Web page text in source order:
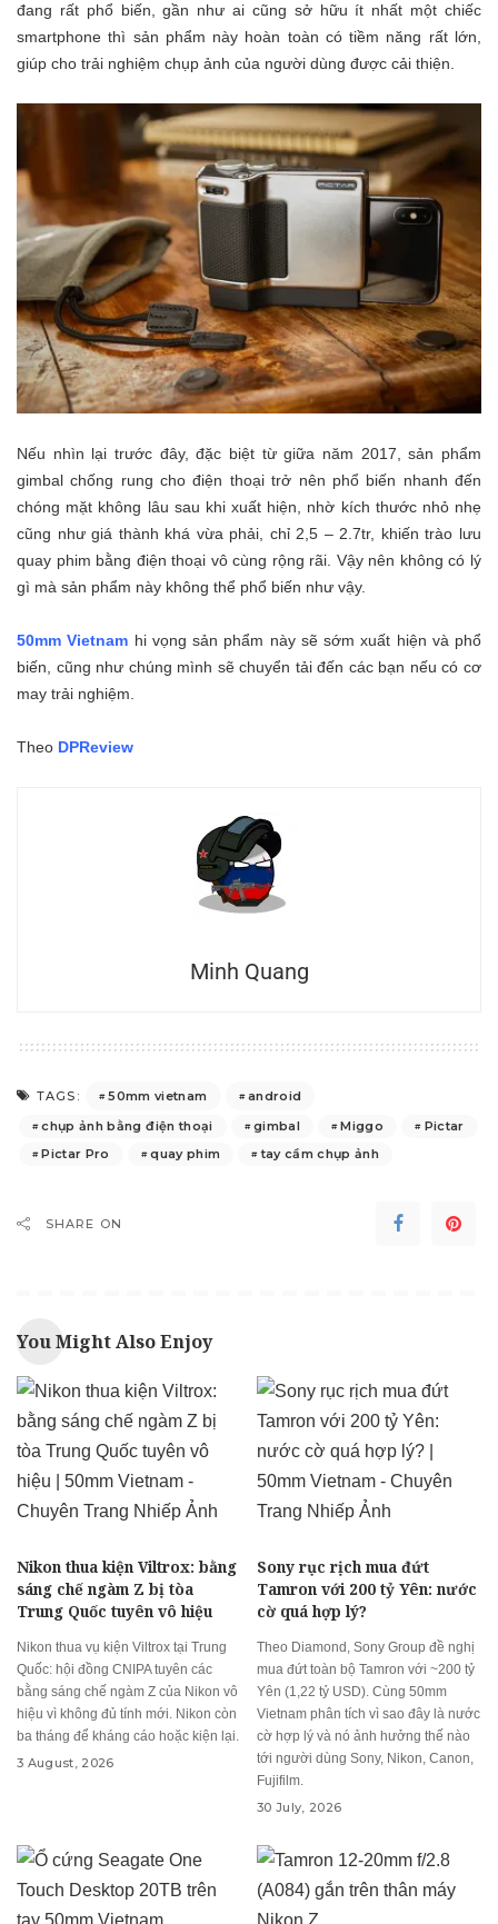
đang rất phổ biến, gần như ai cũng sở hữu ít nhất một chiếc
smartphone thì sản phẩm này hoàn toàn có tiềm năng rất lớn,
giúp cho trải nghiệm chụp ảnh của người dùng được cải thiện.
Nếu nhìn lại trước đây, đặc biệt từ giữa năm 2017, sản phẩm
gimbal chống rung cho điện thoại trở nên phổ biến nhanh đến
chóng mặt không lâu sau khi xuất hiện, nhờ kích thước nhỏ nhẹ
cũng như giá thành khá vừa phải, chỉ 2,5 – 2.7tr, khiến trào lưu
quay phim bằng điện thoại vô cùng rộng rãi. Vậy nên không có lý
gì mà sản phẩm này không thể phổ biến như vậy.
50mm Vietnam hi vọng sản phẩm này sẽ sớm xuất hiện và phổ
biến, cũng như chúng mình sẽ chuyển tải đến các bạn nếu có cơ
may trải nghiệm.
Theo DPReview
Minh Quang
TAGS: 50mm vietnam
android
chụp ảnh bằng điện thoại
gimbal Miggo
Pictar
Pictar Pro
quay phim tay cầm chụp ảnh
SHARE ON
You Might Also Enjoy
Nikon thua kiện Viltrox: bằng
sáng chế ngàm Z bị tòa
Trung Quốc tuyên vô hiệu
Nikon thua vụ kiện Viltrox tại Trung
Quốc: hội đồng CNIPA tuyên các
bằng sáng chế ngàm Z của Nikon vô
hiệu vì không đủ tính mới. Nikon còn
ba tháng để kháng cáo hoặc kiện lại.
3 August, 2026
Sony rục rịch mua đứt
Tamron với 200 tỷ Yên: nước
cờ quá hợp lý?
Theo Diamond, Sony Group đề nghị
mua đứt toàn bộ Tamron với ~200 tỷ
Yên (1,22 tỷ USD). Cùng 50mm
Vietnam phân tích vì sao đây là nước
cờ hợp lý và nó ảnh hưởng thế nào
tới người dùng Sony, Nikon, Canon,
Fujifilm.
30 July, 2026